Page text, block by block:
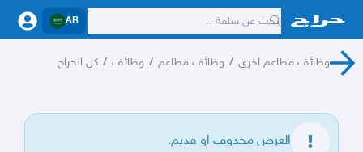
AR
وظائف مطاعم اخرى / وظائف مطاعم / وظائف / كل الحراج
العرض محذوف او قديم.